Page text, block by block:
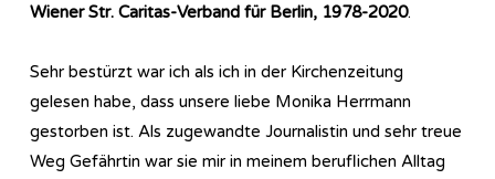
Wiener Str. Caritas-Verband für Berlin, 1978-2020.
Sehr bestürzt war ich als ich in der Kirchenzeitung
gelesen habe, dass unsere liebe Monika Herrmann
gestorben ist. Als zugewandte Journalistin und sehr treue
Weg Gefährtin war sie mir in meinem beruflichen Alltag